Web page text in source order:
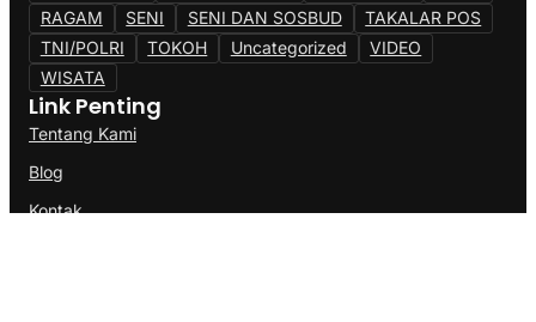
RAGAM
SENI SENI DAN SOSBUD
TAKALAR POS
TNI/POLRI
TOKOH Uncategorized
VIDEO
WISATA
Link Penting
Tentang Kami
Blog
Kontak